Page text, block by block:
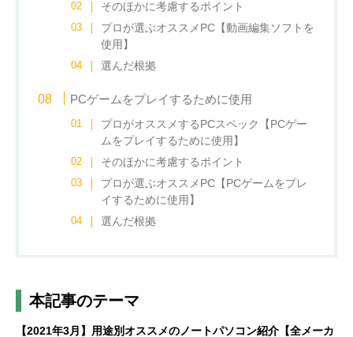
そのほかに考慮するポイント
プロが選ぶオススメPC【動画編集ソフトを
使用】
選んだ根拠
PCゲームをプレイするために使用
プロがオススメするPCスペック【PCゲー
ムをプレイするために使用】
そのほかに考慮するポイント
プロが選ぶオススメPC【PCゲームをプレ
イするために使用】
選んだ根拠
本記事のテーマ
【2021年3月】用途別オススメのノートパソコン紹介【全メーカ